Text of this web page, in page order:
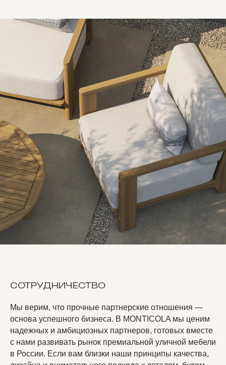
СОТРУДНИЧЕСТВО
Мы верим, что прочные партнерские отношения —
основа успешного бизнеса. В MONTICOLA мы ценим
надежных и амбициозных партнеров, готовых вместе
с нами развивать рынок премиальной уличной мебели
в России. Если вам близки наши принципы качества,